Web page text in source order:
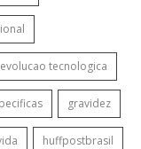
evolucao tecnologica
gravidez
huffpostbrasil